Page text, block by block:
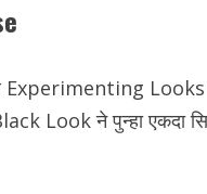
Experimenting Looks
Look ने पुन्हा एकदा